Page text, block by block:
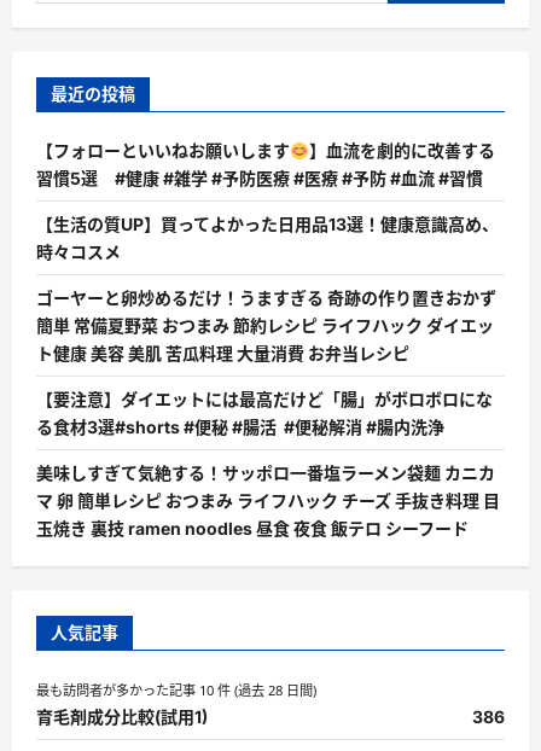
最近の投稿
【フォローといいねお願いします
】血流を劇的に改善する
習慣5選 #健康 #雑学 #予防医療 #医療 #予防 #血流 #習慣
【生活の質UP】買ってよかった日用品13選！健康意識高め、
時々コスメ
ゴーヤーと卵炒めるだけ！うますぎる 奇跡の作り置きおかず
簡単 常備夏野菜 おつまみ 節約レシピ ライフハック ダイエッ
ト健康 美容 美肌 苦瓜料理 大量消費 お弁当レシピ
【要注意】ダイエットには最高だけど「腸」がボロボロにな
る食材3選#shorts #便秘 #腸活 #便秘解消 #腸内洗浄
美味しすぎて気絶する！サッポロ一番塩ラーメン袋麺 カニカ
マ 卵 簡単レシピ おつまみ ライフハック チーズ 手抜き料理 目
玉焼き 裏技 ramen noodles 昼食 夜食 飯テロ シーフード
人気記事
最も訪問者が多かった記事 10 件 (過去 28 日間)
育毛剤成分比較(試用1) 386